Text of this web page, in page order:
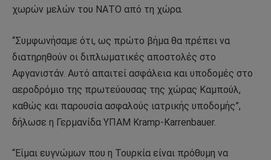
χωρών μελών του ΝΑΤΟ από τη χώρα.
“Συμφωνήσαμε ότι, ως πρώτο βήμα θα πρέπει να
διατηρηθούν οι διπλωματικές αποστολές στο
Αφγανιστάν. Αυτό απαιτεί ασφάλεια και υποδομές στο
αεροδρόμιο της πρωτεύουσας της χώρας Καμπούλ,
καθώς και παρουσία ασφαλούς ιατρικής υποδομής”,
δήλωσε η Γερμανίδα ΥΠΑΜ Kramp-Karrenbauer.
“Είμαι ευγνώμων που η Τουρκία είναι πρόθυμη να